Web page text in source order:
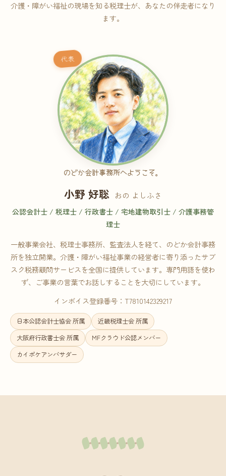
介護・障がい福祉の現場を知る税理士が、あなたの伴走者になり
ます。
代表
のどか会計事務所へようこそ。
小野 好聡 おの よしふさ
公認会計士 / 税理士 / 行政書士 / 宅地建物取引士 / 介護事務管
理士
一般事業会社、税理士事務所、監査法人を経て、のどか会計事務
所を独立開業。介護・障がい福祉事業の経営者に寄り添ったサブ
スク税務顧問サービスを全国に提供しています。専門用語を使わ
ず、ご事業の言葉でお話しすることを大切にしています。
インボイス登録番号：T7810142329217
日本公認会計士協会 所属
近畿税理士会 所属
大阪府行政書士会 所属
MFクラウド公認メンバー
カイポケアンバサダー